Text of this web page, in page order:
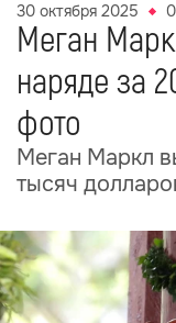
30 октября 2025
Меган
наряде за
фото
Меган Маркл
тысяч